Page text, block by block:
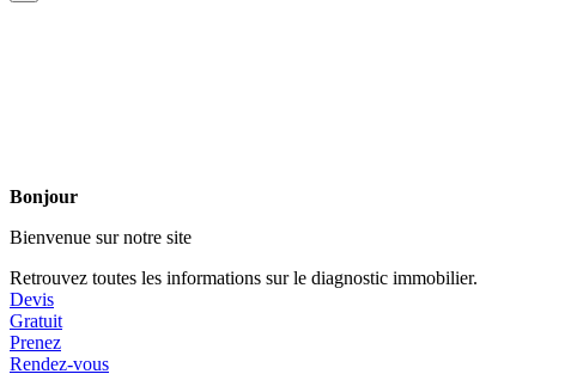
Bonjour
Bienvenue sur notre site
Retrouvez toutes les informations sur le diagnostic immobilier.
Devis
Gratuit
Prenez
Rendez-vous